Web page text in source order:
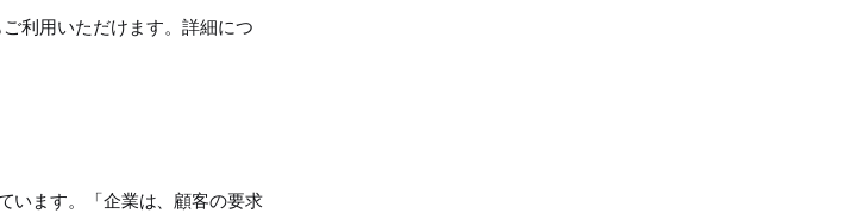
利用いただけます。詳細につ
います。「企業は、 顧客の要求